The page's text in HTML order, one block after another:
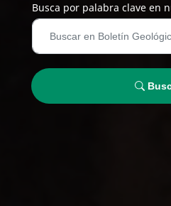
Busca por palabra clave en